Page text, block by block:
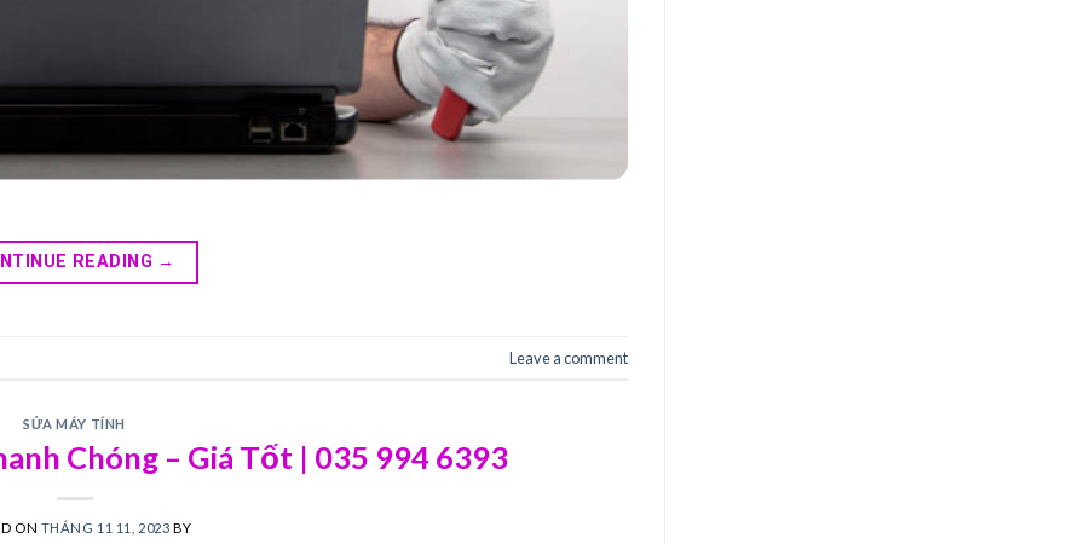
READING →
Leave a comment
SỬA MÁY TÍNH
Chóng – Giá Tốt | 035 994 6393
ON THÁNG 11 11, 2023 BY